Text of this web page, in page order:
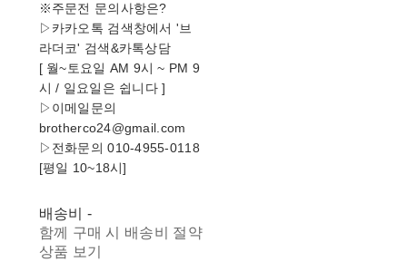
※주문전 문의사항은?
▷카카오톡 검색창에서 '브
라더코' 검색&카톡상담
[ 월~토요일 AM 9시 ~ PM 9
시 / 일요일은 쉽니다 ]
▷이메일문의
brotherco24@gmail.com
▷전화문의 010-4955-0118
[평일 10~18시]
배송비 -
함께 구매 시 배송비 절약
상품 보기